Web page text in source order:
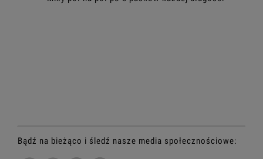
Bądź na bieżąco i śledź nasze media społecznościowe: